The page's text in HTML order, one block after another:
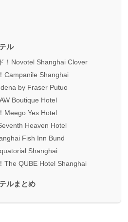
ル
！Novotel Shanghai Clover
Shanghai
by Fraser Putuo
Boutique Hotel
Meego Yes Hotel
Heaven Hotel
Fish Inn Bund
Shanghai
The QUBE Hotel Shanghai
ルまとめ